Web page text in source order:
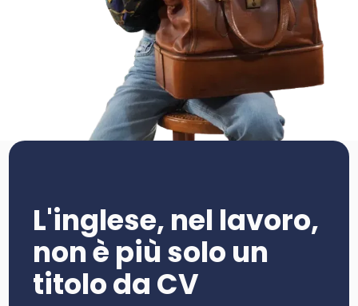
L'inglese, nel lavoro,
non è più solo un
titolo da CV